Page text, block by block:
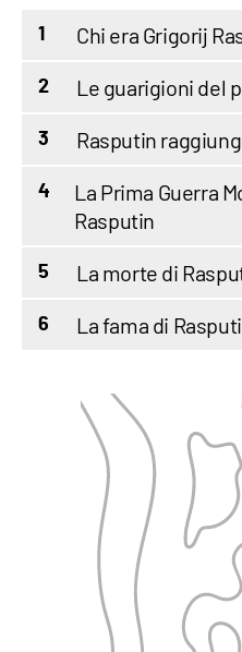
1 Chi era Grigorij
2 Le guarigioni del
3 Rasputin
4
La Prima Guerra
Rasputin
5 La morte di
6 La fama di